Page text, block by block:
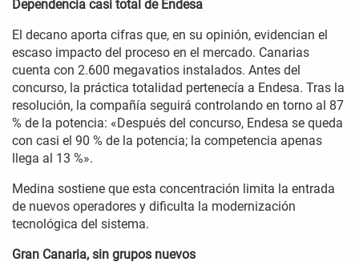
Dependencia casi total de Endesa
El decano aporta cifras que, en su opinión, evidencian el
escaso impacto del proceso en el mercado. Canarias
cuenta con 2.600 megavatios instalados. Antes del
concurso, la práctica totalidad pertenecía a Endesa. Tras la
resolución, la compañía seguirá controlando en torno al 87
% de la potencia: «Después del concurso, Endesa se queda
con casi el 90 % de la potencia; la competencia apenas
llega al 13 %».
Medina sostiene que esta concentración limita la entrada
de nuevos operadores y dificulta la modernización
tecnológica del sistema.
Gran Canaria, sin grupos nuevos